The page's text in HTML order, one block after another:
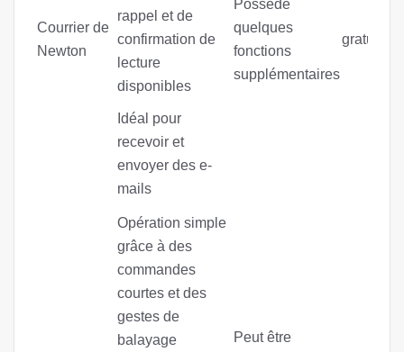
Courrier de
Newton
rappel et de
confirmation de
lecture
disponibles
Idéal pour
recevoir et
envoyer des e-
mails
Possède
quelques
fonctions
supplémentaires
Opération simple
grâce à des
commandes
courtes et des
gestes de
balayage
Peut être